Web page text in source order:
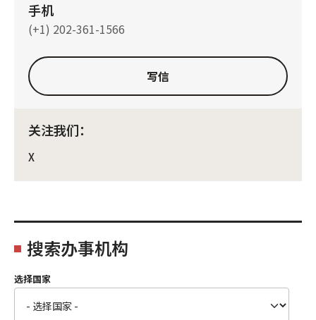
手机
(+1) 202-361-1566
写信
关注我们：
X
搜索办事机构
选择国家